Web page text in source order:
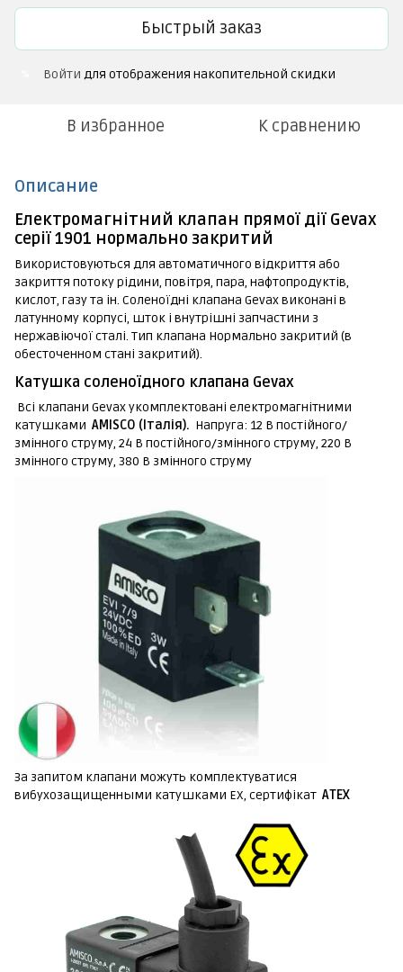
Быстрый заказ
Войти для отображения накопительной скидки
В избранное К сравнению
Описание
Електромагнітний клапан прямої дії Gevax
серії 1901 нормально закритий
Використовуються для автоматичного відкриття або
закриття потоку рідини, повітря, пара, нафтопродуктів,
кислот, газу та ін. Соленоїдні клапана Gevax виконані в
латунному корпусі, шток і внутрішні запчастини з
нержавіючої сталі. Тип клапана Нормально закритий (в
обесточенном стані закритий).
Катушка соленоїдного клапана Gevax
Всі клапани Gevax укомплектовані електромагнітними
катушками AMISCO (Італія). Напруга: 12 В постійного/
змінного струму, 24 В постійного/змінного струму, 220 В
змінного струму, 380 В змінного струму
За запитом клапани можуть комплектуватися
вибухозащищенными катушками EX, сертифікат ATEX